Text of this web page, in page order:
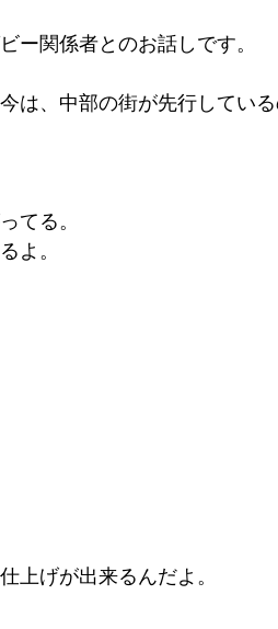
ー関係者とのお話しです。
は、中部の街が先行してい
てる。
よ。
上げが出来るんだよ。